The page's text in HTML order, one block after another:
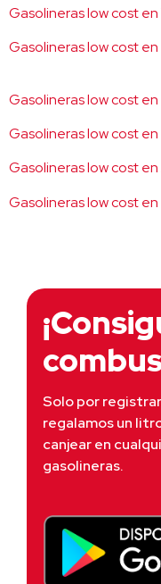
Gasolineras low cost
Gasolineras low cost en
Gasolineras low cost
Gasolineras low cost en
Gasolineras low cost
Gasolineras low cost
Solo por
regalamos un
canjear en
gasolineras.